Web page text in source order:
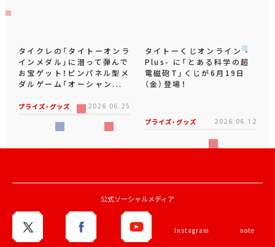
タイクレの「タイトーオンラ
インメダル」に潜って弾んで
お宝ゲット！ピンパネル型メ
ダルゲーム「オーシャン...
プライズ・グッズ 2026.06.25
タイトーくじオンライン -
Plus- に「とある科学の超
電磁砲T」くじが6月19日
（金）登場！
プライズ・グッズ 2026.06.12
公式ソーシャルメディア
Instagram note